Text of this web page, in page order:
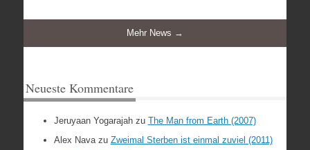
Mehr News →
Neueste Kommentare
Jeruyaan Yogarajahzu The Man from Earth (2007)
Alex Navazu Zweimal Sterben ist einmal zuviel (2011)